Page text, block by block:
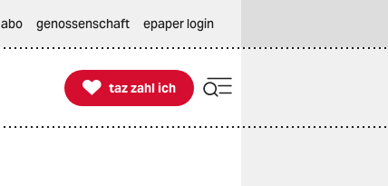
abo genossenschaft epaper login

taz zahl ich
taz zahl ich